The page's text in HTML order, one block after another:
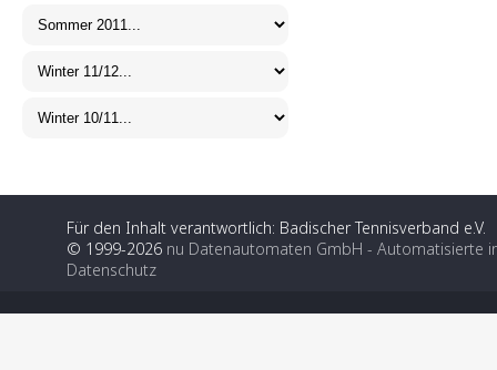
Für den Inhalt verantwortlich: Badischer Tennisverband e.V.
© 1999-2026 nu Datenautomaten GmbH - Automatisierte
Datenschutz